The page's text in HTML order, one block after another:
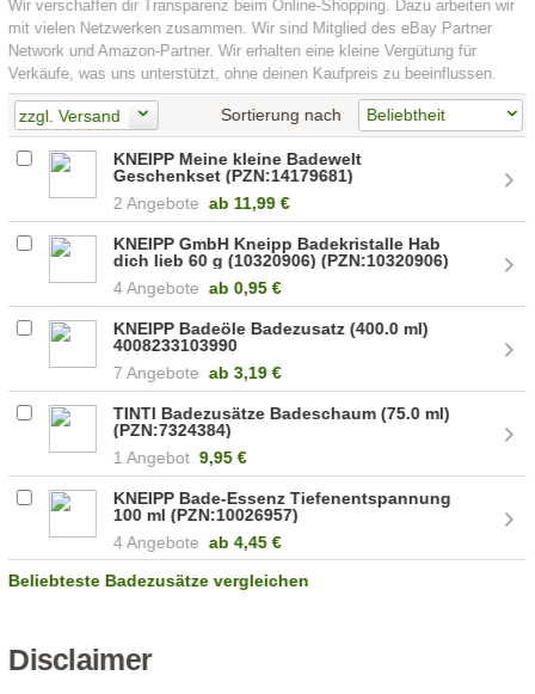
Wir verschaffen dir Transparenz beim Online-Shopping. Dazu arbeiten wir
mit vielen Netzwerken zusammen. Wir sind Mitglied des eBay Partner
Network und Amazon-Partner. Wir erhalten eine kleine Vergütung für
Verkäufe, was uns unterstützt, ohne deinen Kaufpreis zu beeinflussen.
zzgl. Versand Sortierung nach
KNEIPP Meine kleine Badewelt
Geschenkset (PZN:14179681)
2 Angebote ab 11,99 €
KNEIPP GmbH Kneipp Badekristalle Hab
dich lieb 60 g (10320906) (PZN:10320906)
4 Angebote ab 0,95 €
KNEIPP Badeöle Badezusatz (400.0 ml)
4008233103990
7 Angebote ab 3,19 €
TINTI Badezusätze Badeschaum (75.0 ml)
(PZN:7324384)
1 Angebot 9,95 €
KNEIPP Bade-Essenz Tiefenentspannung
100 ml (PZN:10026957)
4 Angebote ab4,45 €
Beliebteste Badezusätze vergleichen
Disclaimer